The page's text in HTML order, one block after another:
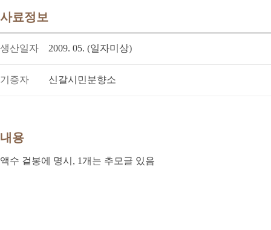
사료정보
생산일자 2009. 05. (일자미상)
기증자 신갈시민분향소
내용
액수 겉봉에 명시, 1개는 추모글 있음